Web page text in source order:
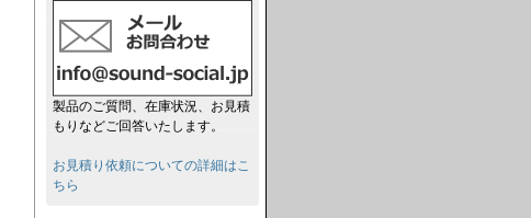
製品のご質問、在庫状況、お見積
もりなどご回答いたします。
お見積り依頼についての詳細はこ
ちら